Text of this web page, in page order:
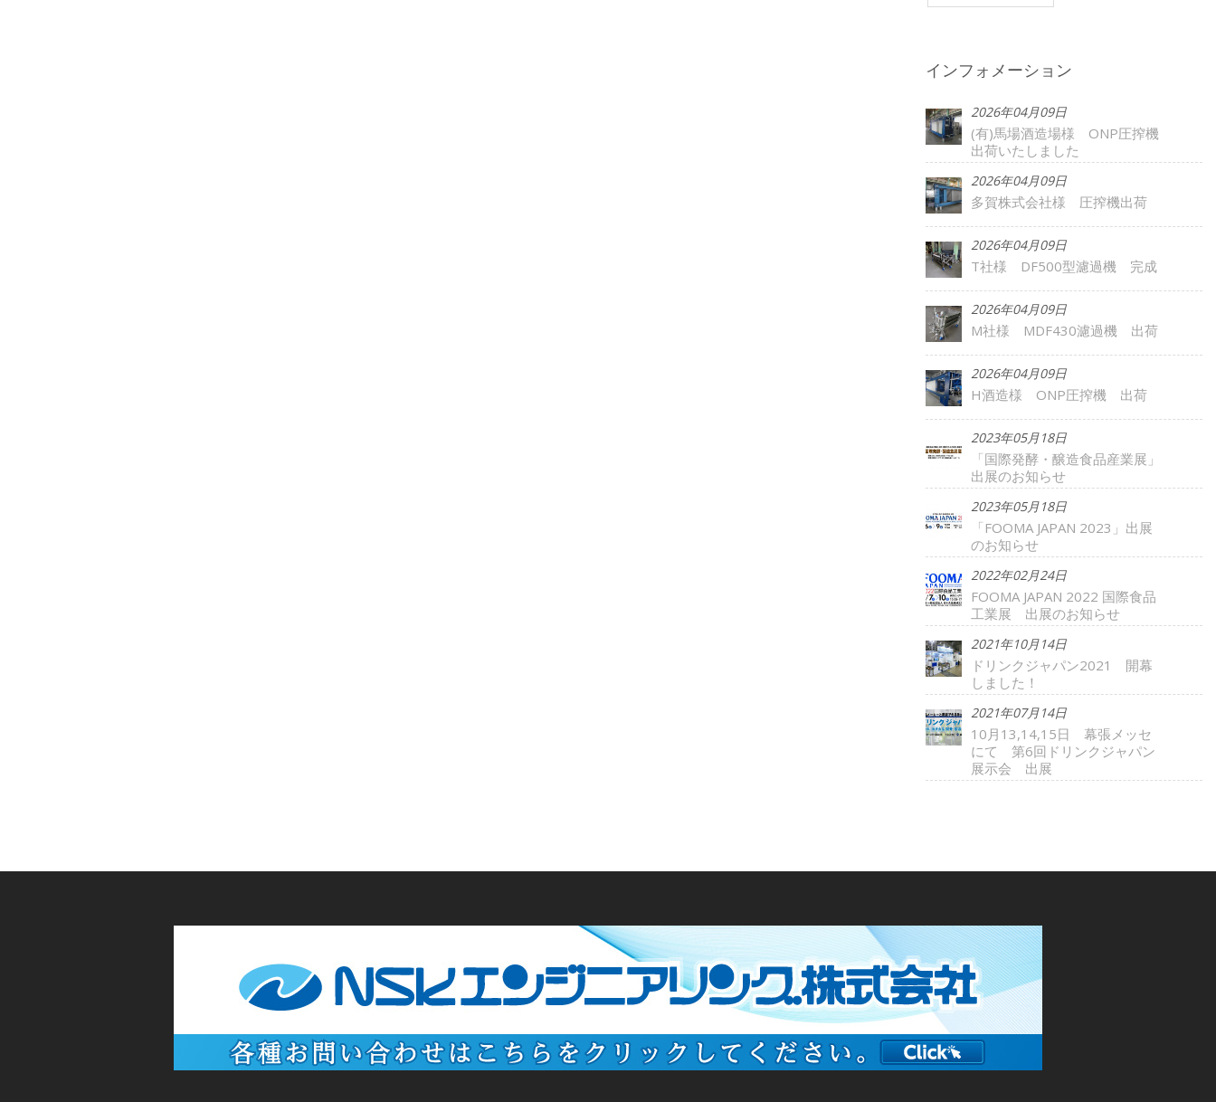
インフォメーション
2026年04月09日
(有)馬場酒造場様 ONP圧搾機
出荷いたしました
2026年04月09日
多賀株式会社様 圧搾機出荷
2026年04月09日
T社様 DF500型濾過機 完成
2026年04月09日
M社様 MDF430濾過機 出荷
2026年04月09日
H酒造様 ONP圧搾機 出荷
2023年05月18日
「国際発酵・醸造食品産業展」
出展のお知らせ
2023年05月18日
「FOOMA JAPAN 2023」出展
のお知らせ
2022年02月24日
FOOMA JAPAN 2022 国際食品
工業展 出展のお知らせ
2021年10月14日
ドリンクジャパン2021 開幕
しました！
2021年07月14日
10月13,14,15日 幕張メッセ
にて 第6回ドリンクジャパン
展示会 出展